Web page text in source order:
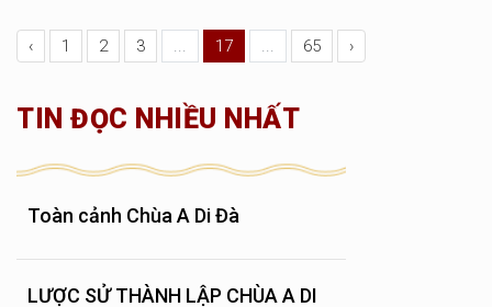
‹ 1 2 3 ... 17 ... 65 ›
TIN ĐỌC NHIỀU NHẤT
Toàn cảnh Chùa A Di Đà
LƯỢC SỬ THÀNH LẬP CHÙA A DI